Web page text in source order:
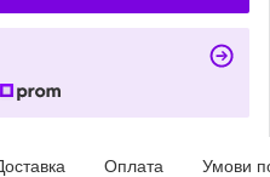
Оплата Умови